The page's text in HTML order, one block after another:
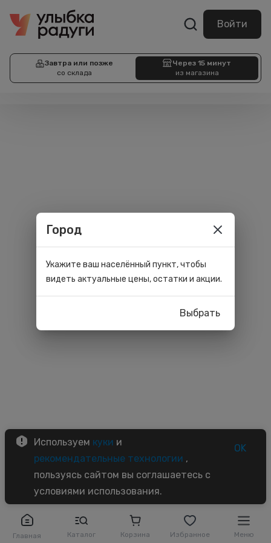
Войти
Завтра или позже
со склада
Через 15 минут
из магазина
Главная Каталог Корзина Избранное Меню
Используем куки и
рекомендательные технологии ,
пользуясь сайтом вы соглашаетесь с
условиями использования.
OK
Город
Укажите ваш населённый пункт, чтобы
видеть актуальные цены, остатки и акции.
Выбрать